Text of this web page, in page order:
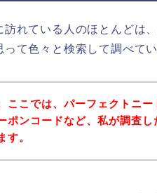
れている人のほとんどは
て色々と検索して調べて
ここでは、パーフェクトニ
ポンコードなど、私が調査
す。